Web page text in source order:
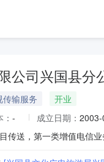
公司兴国县分
传输服务
开业
- 成立日期：